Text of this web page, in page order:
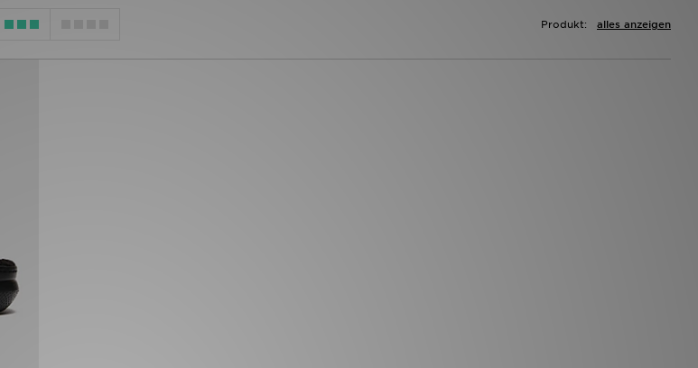
alles anzeigen
Produkt: